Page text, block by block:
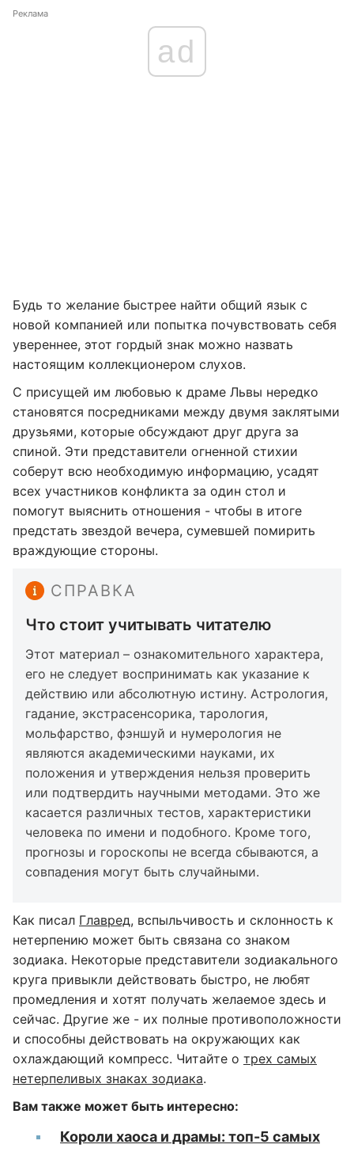
Реклама
ad
Будь то желание быстрее найти общий язык с
новой компанией или попытка почувствовать себя
увереннее, этот гордый знак можно назвать
настоящим коллекционером слухов.
С присущей им любовью к драме Львы нередко
становятся посредниками между двумя заклятыми
друзьями, которые обсуждают друг друга за
спиной. Эти представители огненной стихии
соберут всю необходимую информацию, усадят
всех участников конфликта за один стол и
помогут выяснить отношения - чтобы в итоге
предстать звездой вечера, сумевшей помирить
враждующие стороны.
СПРАВКА
Что стоит учитывать читателю
Этот материал – ознакомительного характера,
его не следует воспринимать как указание к
действию или абсолютную истину. Астрология,
гадание, экстрасенсорика, тарология,
мольфарство, фэншуй и нумерология не
являются академическими науками, их
положения и утверждения нельзя проверить
или подтвердить научными методами. Это же
касается различных тестов, характеристики
человека по имени и подобного. Кроме того,
прогнозы и гороскопы не всегда сбываются, а
совпадения могут быть случайными.
Как писал Главред, вспыльчивость и склонность к
нетерпению может быть связана со знаком
зодиака. Некоторые представители зодиакального
круга привыкли действовать быстро, не любят
промедления и хотят получать желаемое здесь и
сейчас. Другие же - их полные противоположности
и способны действовать на окружающих как
охлаждающий компресс. Читайте о трех самых
нетерпеливых знаках зодиака.
Вам также может быть интересно:
Короли хаоса и драмы: топ-5 самых